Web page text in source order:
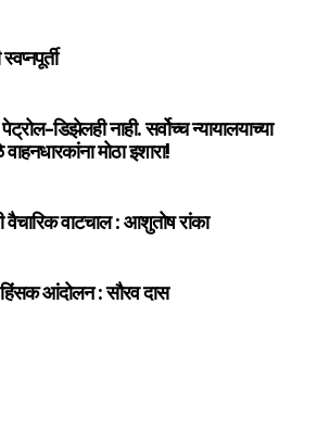
डिझेलही नाही. सर्वोच्च न्यायालयाच्या
मोठा इशारा!
वाटचाल : आशुतोष रांका
हिंसक आंदोलन : सौरव दास